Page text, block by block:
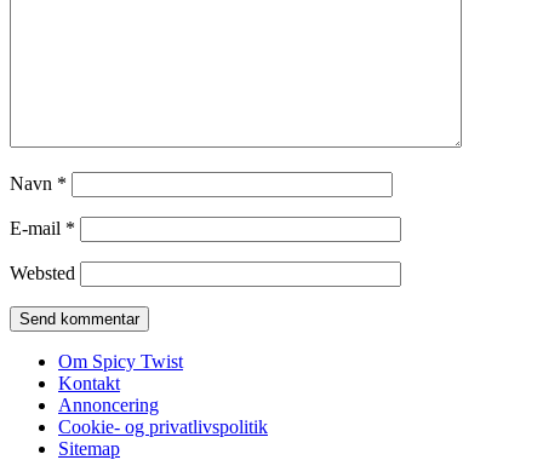
Navn *
E-mail *
Websted
Om Spicy Twist
Kontakt
Annoncering
Cookie- og privatlivspolitik
Sitemap